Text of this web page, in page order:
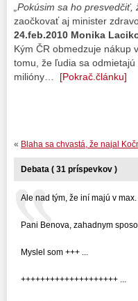
„Pokúsim sa ho
zaočkovať aj minister
24.feb.2010 Monika
Kým ČR obmedzuje nákup
tomu, že ľudia sa
milióny… [Pokrač.článku]
« Blaha sa chvastá, že najal
Debata ( 31 príspevkov )
Ale nad tým, že iní majú v
Pani Benova, zahadnym
Myslel som +++ ...
++++++++++++++++++++ ...